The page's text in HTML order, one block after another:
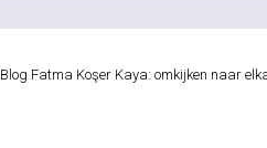
Blog Fatma Koşer Kaya: omkijken naar